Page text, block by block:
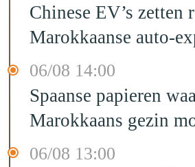
Chinese EV’s zetten
Marokkaanse auto-
06/08 14:00
Spaanse papieren
Marokkaans gezin
06/08 13:00